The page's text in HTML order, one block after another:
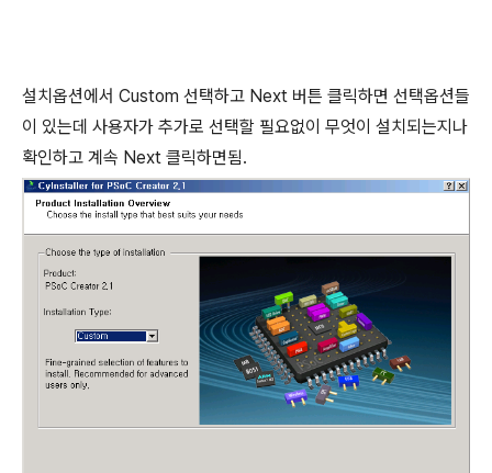
설치옵션에서 Custom 선택하고 Next 버튼 클릭하면 선택옵션들
이 있는데 사용자가 추가로 선택할 필요없이 무엇이 설치되는지나
확인하고 계속 Next 클릭하면됨.